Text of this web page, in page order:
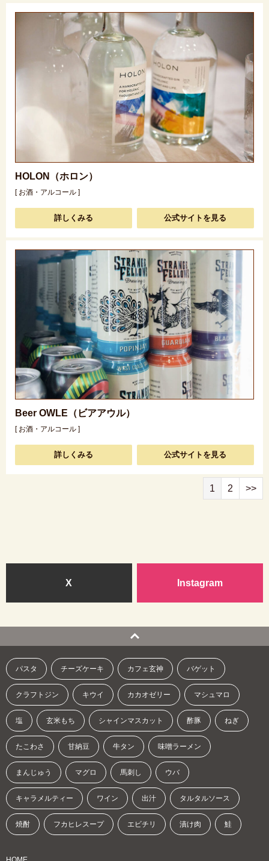
HOLON（ホロン）
[ お酒・アルコール ]
詳しくみる 公式サイトを見る
Beer OWLE（ビアアウル）
[ お酒・アルコール ]
詳しくみる 公式サイトを見る
1 2 >>
X Instagram
パスタ チーズケーキ カフェ玄神 バゲット
クラフトジン キウイ カカオゼリー マシュマロ
塩 玄米もち シャインマスカット 酢豚 ねぎ
たこわさ 甘納豆 牛タン 味噌ラーメン
まんじゅう マグロ 馬刺し ウバ
キャラメルティー ワイン 出汁 タルタルソース
焼酎 フカヒレスープ エビチリ 漬け肉 鮭